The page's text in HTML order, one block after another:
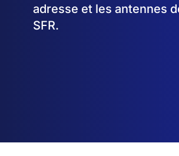
adresse et les antennes
SFR.